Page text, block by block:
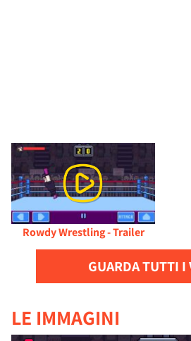
Rowdy Wrestling - Trailer
GUARDA TUTTI I
LE IMMAGINI